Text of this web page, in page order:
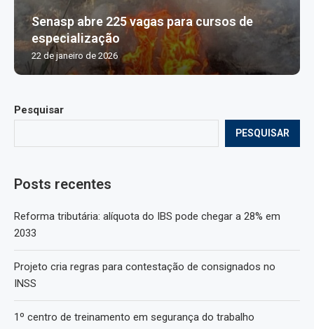
Pesquisar
PESQUISAR
Posts recentes
Reforma tributária: alíquota do IBS pode chegar a 28% em
2033
Projeto cria regras para contestação de consignados no
INSS
1º centro de treinamento em segurança do trabalho
Senasp abre 225 vagas para cursos de
especialização
22 de janeiro de 2026